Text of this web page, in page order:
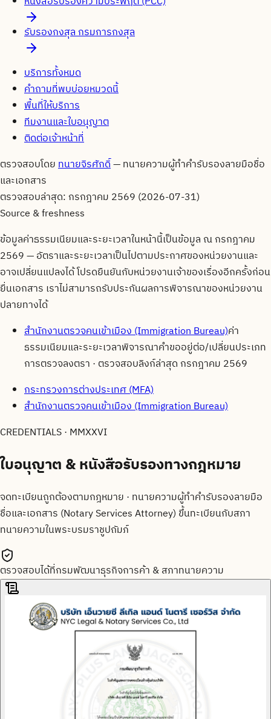
รับรองกงสุล กรมการกงสุล
บริการทั้งหมด
คำถามที่พบบ่อยหมวดนี้
พื้นที่ให้บริการ
ทีมงานและใบอนุญาต
ติดต่อเจ้าหน้าที่
ตรวจสอบโดยทนายจิรศักดิ์—ทนายความผู้ทำคำรับรองลายมือชื่อ
และเอกสาร
ตรวจสอบล่าสุด: กรกฎาคม 2569 (2026-07-31)
Source & freshness
ข้อมูลค่าธรรมเนียมและระยะเวลาในหน้านี้เป็นข้อมูล ณกรกฎาคม
2569— อัตราและระยะเวลาเป็นไปตามประกาศของหน่วยงานและ
อาจเปลี่ยนแปลงได้ โปรดยืนยันกับหน่วยงานเจ้าของเรื่องอีกครั้งก่อน
ยื่นเอกสาร เราไม่สามารถรับประกันผลการพิจารณาของหน่วยงาน
ปลายทางได้
สำนักงานตรวจคนเข้าเมือง (Immigration Bureau)ค่า
ธรรมเนียมและระยะเวลาพิจารณาคำขออยู่ต่อ/เปลี่ยนประเภท
การตรวจลงตรา · ตรวจสอบลิงก์ล่าสุด กรกฎาคม 2569
กระทรวงการต่างประเทศ (MFA)
สำนักงานตรวจคนเข้าเมือง (Immigration Bureau)
CREDENTIALS · MMXXVI
ใบอนุญาต & หนังสือรับรองทางกฎหมาย
จดทะเบียนถูกต้องตามกฎหมาย · ทนายความผู้ทำคำรับรองลายมือ
ชื่อและเอกสาร (Notary Services Attorney) ขึ้นทะเบียนกับสภา
ทนายความในพระบรมราชูปถัมภ์
ตรวจสอบได้ที่กรมพัฒนาธุรกิจการค้า & สภาทนายความ